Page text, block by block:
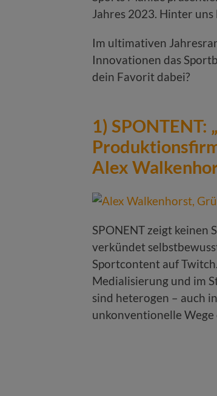
Jahres 2023. Hinter
Im ultimativen
Innovationen das
dein Favorit dabei?
1) SPONTENT:
Alex
SPONENT zeigt keinen
verkündet
Sportcontent auf
Medialisierung und im
sind heterogen – auch
unkonventionelle Wege